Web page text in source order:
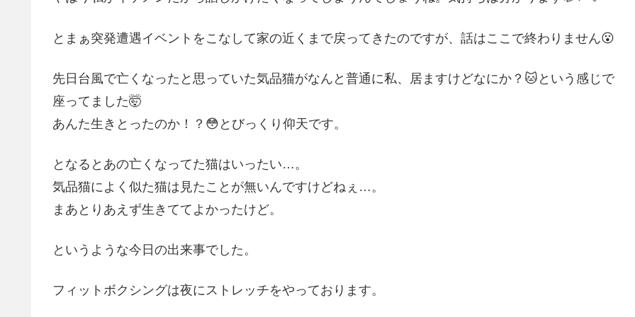
とまぁ突発遭遇イベントをこなして家の近くまで戻ってきたのですが、話はここで終わりません😮
先日台風で亡くなったと思っていた気品猫がなんと普通に私、居ますけどなにか？🐱という感じで
座ってました🤯
あんた生きとったのか！？😳とびっくり仰天です。
となるとあの亡くなってた猫はいったい…。
気品猫によく似た猫は見たことが無いんですけどねぇ…。
まあとりあえず生きててよかったけど。
というような今日の出来事でした。
フィットボクシングは夜にストレッチをやっております。